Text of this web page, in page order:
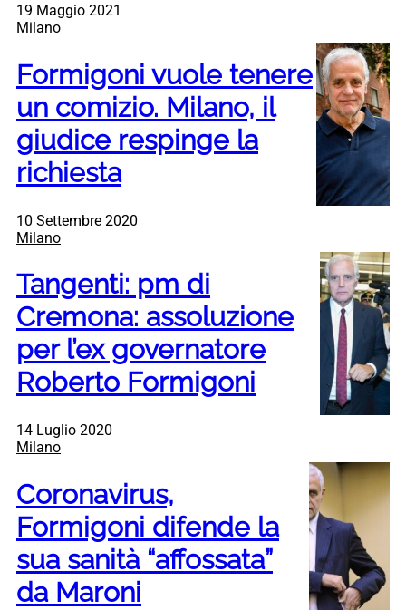
19 Maggio 2021
Milano
Formigoni vuole tenere
un comizio. Milano, il
giudice respinge la
richiesta
10 Settembre 2020
Milano
Tangenti: pm di
Cremona: assoluzione
per l’ex governatore
Roberto Formigoni
14 Luglio 2020
Milano
Coronavirus,
Formigoni difende la
sua sanità “affossata”
da Maroni